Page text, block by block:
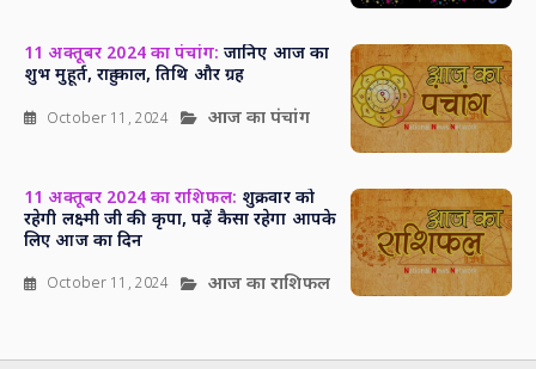
11 अक्तूबर 2024 का पंचांग: जानिए आज का
शुभ मुहूर्त, राहु काल, तिथि और ग्रह
October 11, 2024 आज का पंचांग
11 अक्तूबर 2024 का राशिफल: शुक्रवार को
रहेगी लक्ष्मी जी की कृपा, पढ़ें कैसा रहेगा आपके
लिए आज का दिन
October 11, 2024 आज का राशिफल